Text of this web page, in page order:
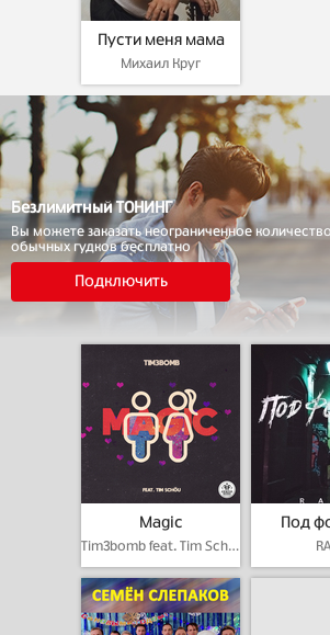
Пусти меня мама
Михаил Круг
Безлимитный ТОНИНГ
Вы можете заказать неограниченное
обычных гудков бесплатно
Подключить
Magic
Tim3bomb feat. Tim Schou
Под